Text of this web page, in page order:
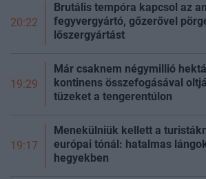
20:22
Brutális tempóra kapcsol az
fegyvergyártó, gőzerővel
lőszergyártást
19:29
Már csaknem négymillió
kontinens összefogásával
tüzeket a tengerentúlon
19:17
Menekülniük kellett a
európai tónál: hatalmas
hegyekben